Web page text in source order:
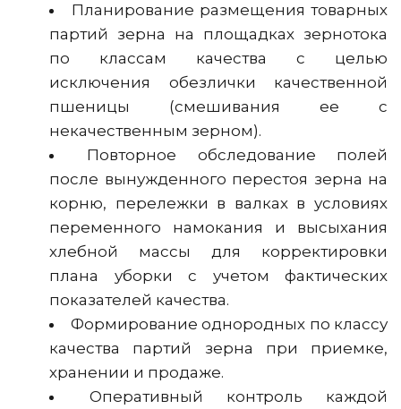
Планирование размещения товарных
партий зерна на площадках зернотока
по классам качества с целью
исключения обезлички качественной
пшеницы (смешивания ее с
некачественным зерном).
Повторное обследование полей
после вынужденного перестоя зерна на
корню, перележки в валках в условиях
переменного намокания и высыхания
хлебной массы для корректировки
плана уборки с учетом фактических
показателей качества.
Формирование однородных по классу
качества партий зерна при приемке,
хранении и продаже.
Оперативный контроль каждой